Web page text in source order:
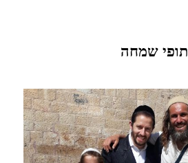
תופי שמחה